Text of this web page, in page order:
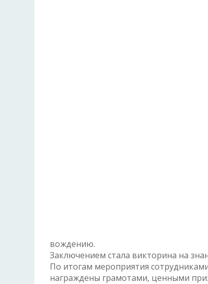
вождению.
Заключением стала викторина на
По итогам мероприятия
награждены грамотами, ценными